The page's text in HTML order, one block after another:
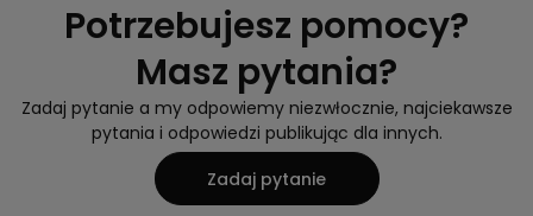
Potrzebujesz pomocy?
Masz pytania?
Zadaj pytanie a my odpowiemy niezwłocznie, najciekawsze
pytania i odpowiedzi publikując dla innych.
Zadaj pytanie